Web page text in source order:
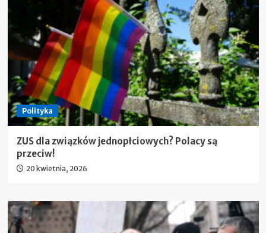
Polityka
ZUS dla związków jednopłciowych? Polacy są
przeciw!
20 kwietnia, 2026